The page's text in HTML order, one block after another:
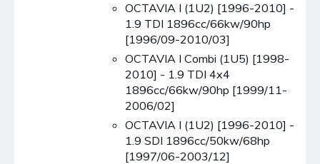
OCTAVIA I (1U2) [1996-2010] -
1.9 TDI 1896cc/66kw/90hp
[1996/09-2010/03]
OCTAVIA I Combi (1U5) [1998-
2010] - 1.9 TDI 4x4
1896cc/66kw/90hp [1999/11-
2006/02]
OCTAVIA I (1U2) [1996-2010] -
1.9 SDI 1896cc/50kw/68hp
[1997/06-2003/12]